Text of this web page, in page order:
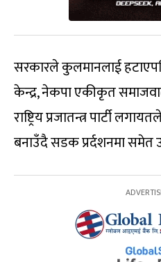
सरकारले कुलमानलाई
केन्द्र, नेकपा एकीकृत समाजवादी,
राष्ट्रिय प्रजातन्त्र पार्टी
बनाउँदै सडक प्रर्दशनमा समेत